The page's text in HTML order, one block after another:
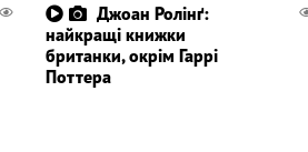
Джоан Ролінґ:
найкращі книжки
британки, окрім Гаррі
Поттера